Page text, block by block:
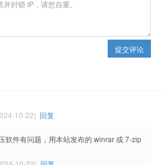
提交评论
10-22) 回复
软件有问题，用本站发布的 winrar 或 7-zip